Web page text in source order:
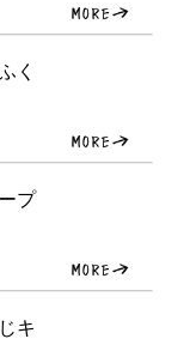
く
プ
キ